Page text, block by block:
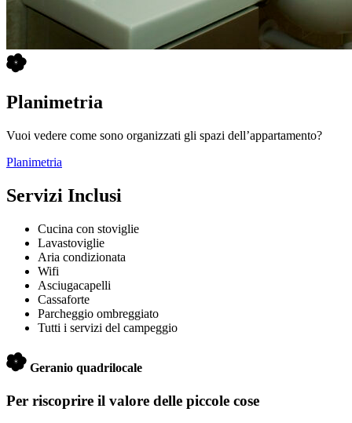
Planimetria
Vuoi vedere come sono organizzati gli spazi dell’appartamento?
Planimetria
Servizi Inclusi
Cucina con stoviglie
Lavastoviglie
Aria condizionata
Wifi
Asciugacapelli
Cassaforte
Parcheggio ombreggiato
Tutti i servizi del campeggio
Geranio quadrilocale
Per riscoprire il valore delle piccole cose